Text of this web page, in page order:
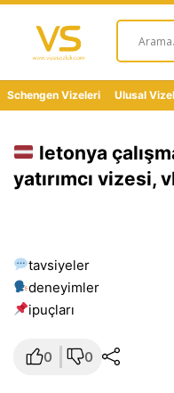
Schengen Vizeleri Ulusal
letonya
yatırımcı vizesi,
tavsiyeler
deneyimler
i̇puçları
0 0